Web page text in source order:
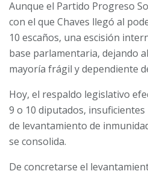
Aunque el Partido Progreso
con el que Chaves llegó al
10 escaños, una escisión
base parlamentaria, dejando
mayoría frágil y dependiente
Hoy, el respaldo legislativo
9 o 10 diputados,
de levantamiento de
se consolida.
De concretarse el